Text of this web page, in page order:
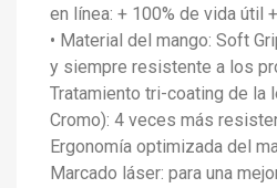
en línea: + 100% de vida útil
• Material del mango: Soft
y siempre resistente a los
Tratamiento tri-coating de la
Cromo): 4 veces más
Ergonomía optimizada del
Marcado láser: para una